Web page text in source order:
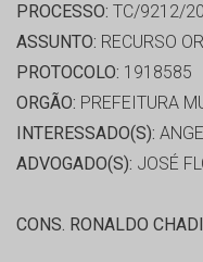
PROCESSO: TC/9212/
ASSUNTO: RECURSO
PROTOCOLO: 1918585
ORGÃO: PREFEITURA
INTERESSADO(S):
ADVOGADO(S): JOSÉ
CONS. RONALDO